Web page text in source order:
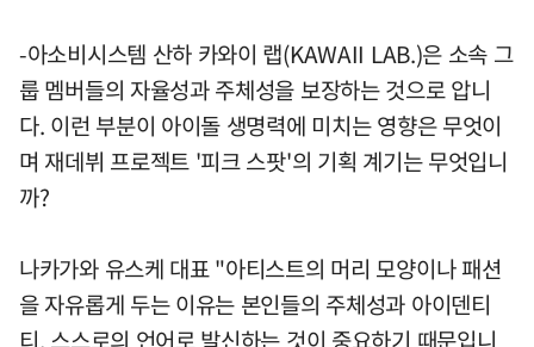
-아소비시스템 산하 카와이 랩(KAWAII LAB.)은 소속 그
룹 멤버들의 자율성과 주체성을 보장하는 것으로 압니
다. 이런 부분이 아이돌 생명력에 미치는 영향은 무엇이
며 재데뷔 프로젝트 '피크 스팟'의 기획 계기는 무엇입니
까?
나카가와 유스케 대표 "아티스트의 머리 모양이나 패션
을 자유롭게 두는 이유는 본인들의 주체성과 아이덴티
티, 스스로의 언어로 발신하는 것이 중요하기 때문입니